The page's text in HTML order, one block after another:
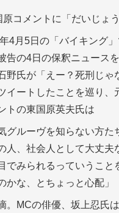
原コメントに「だいじょう
4月5日の「バイキング
告の4日の保釈ニュース
野氏が「えー？死刑じゃ
イートしたことを巡り、
トの東国原英夫氏は
グルーヴを知らない方た
人、社会人として大丈夫
でみられるっていうこと
かな、とちょっと心配」
。MCの俳優、坂上忍氏は